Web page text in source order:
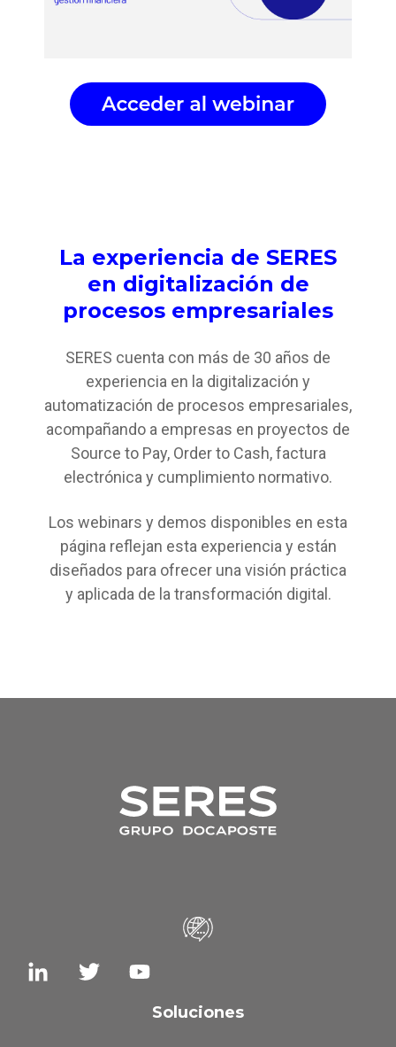
La experiencia de SERES
en digitalización de
procesos empresariales
SERES cuenta con más de 30 años de
experiencia en la digitalización y
automatización de procesos empresariales,
acompañando a empresas en proyectos de
Source to Pay, Order to Cash, factura
electrónica y cumplimiento normativo.
Los webinars y demos disponibles en esta
página reflejan esta experiencia y están
diseñados para ofrecer una visión práctica
y aplicada de la transformación digital.
Soluciones